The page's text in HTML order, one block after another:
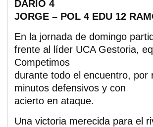
DARIO 4
JORGE – POL 4 EDU 12
En la jornada de domingo
frente al líder UCA Gestoria,
Competimos
durante todo el encuentro, por
minutos defensivos y con
acierto en ataque.
Una victoria merecida para el